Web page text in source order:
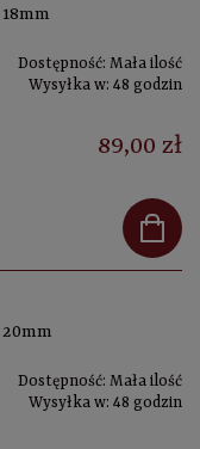
Dostępność: Mała ilość
Wysyłka w: 48 godzin
89,00 zł
Dostępność: Mała ilość
Wysyłka w: 48 godzin